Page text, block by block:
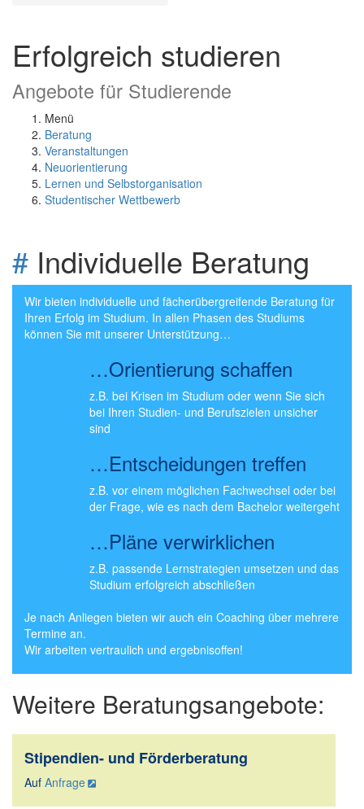
Erfolgreich studieren
Angebote für Studierende
Menü
Beratung
Veranstaltungen
Neuorientierung
Lernen und Selbstorganisation
Studentischer Wettbewerb
# Individuelle Beratung
Wir bieten individuelle und fächerübergreifende Beratung für
Ihren Erfolg im Studium. In allen Phasen des Studiums
können Sie mit unserer Unterstützung…
…Orientierung schaffen
z.B. bei Krisen im Studium oder wenn Sie sich
bei Ihren Studien- und Berufszielen unsicher
sind
…Entscheidungen treffen
z.B. vor einem möglichen Fachwechsel oder bei
der Frage, wie es nach dem Bachelor weitergeht
…Pläne verwirklichen
z.B. passende Lernstrategien umsetzen und das
Studium erfolgreich abschließen
Je nach Anliegen bieten wir auch ein Coaching über mehrere
Termine an.
Wir arbeiten vertraulich und ergebnisoffen!
Weitere Beratungsangebote:
Stipendien- und Förderberatung
Auf Anfrage